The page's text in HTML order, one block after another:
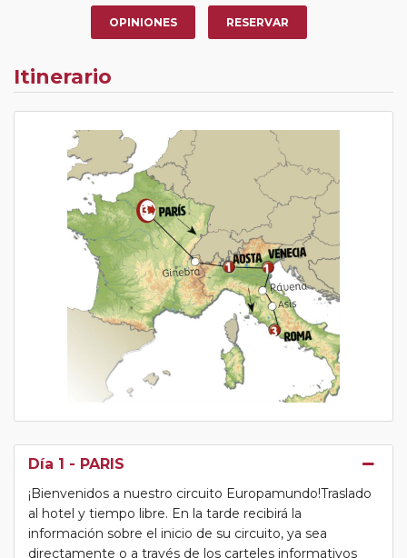
OPINIONES RESERVAR
Itinerario
Día 1 - PARIS
¡Bienvenidos a nuestro circuito Europamundo!Traslado
al hotel y tiempo libre. En la tarde recibirá la
información sobre el inicio de su circuito, ya sea
directamente o a través de los carteles informativos